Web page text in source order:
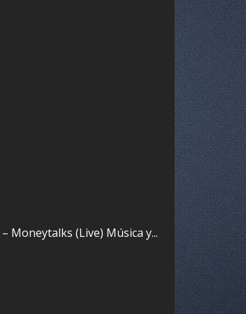
Moneytalks (Live) Música y...